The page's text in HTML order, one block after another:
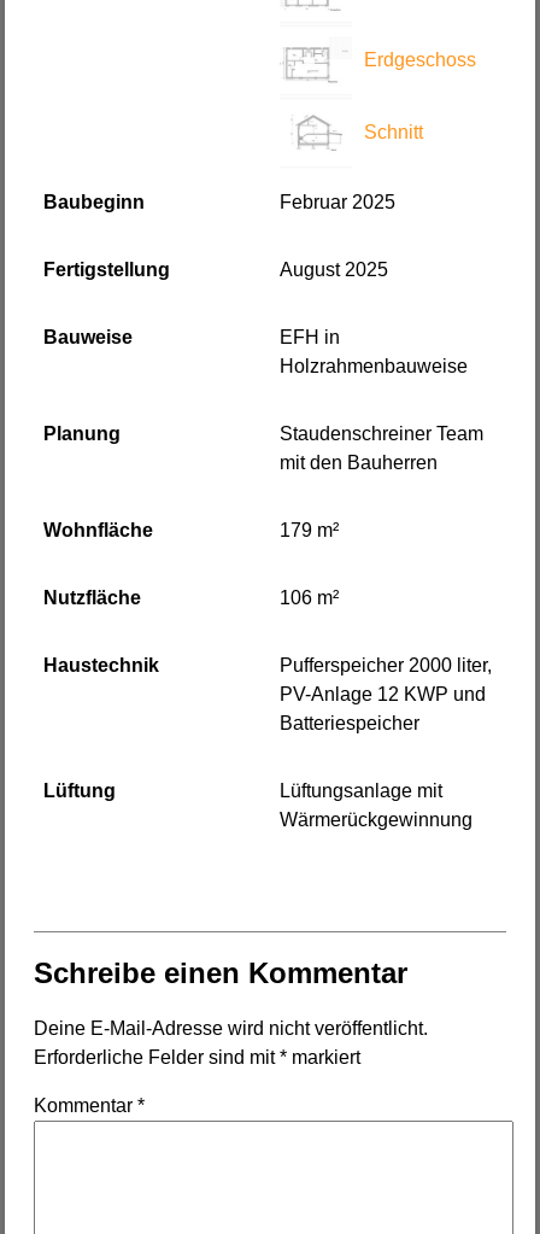
Erdgeschoss
Schnitt
Baubeginn Februar 2025
Fertigstellung August 2025
Bauweise
EFH in
Holzrahmenbauweise
Planung
Staudenschreiner Team
mit den Bauherren
Wohnfläche 179 m²
Nutzfläche 106 m²
Haustechnik
Pufferspeicher 2000 liter,
PV-Anlage 12 KWP und
Batteriespeicher
Lüftung
Lüftungsanlage mit
Wärmerückgewinnung
Schreibe einen Kommentar
Deine E-Mail-Adresse wird nicht veröffentlicht.
Erforderliche Felder sind mit* markiert
Kommentar*